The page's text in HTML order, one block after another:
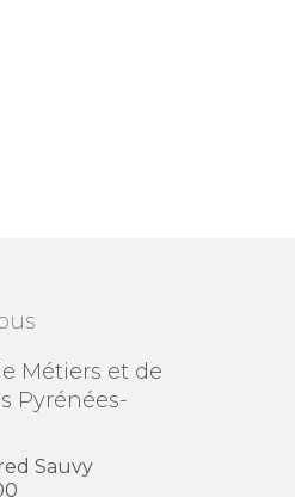
Métiers et de
Pyrénées-
Sauvy